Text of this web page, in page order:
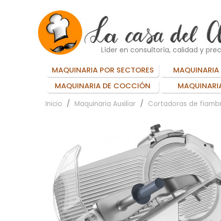
Líder en consultoría, calidad y
MAQUINARIA POR SECTORES
MAQUINARIA
MAQUINARIA DE COCCIÓN
Inicio Maquinaria Auxiliar Cortadoras de